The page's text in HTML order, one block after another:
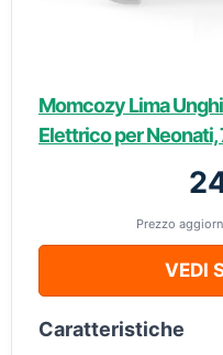
Momcozy Lima
Elettrico per Neonati,
Prezzo
VEDI
Caratteristiche